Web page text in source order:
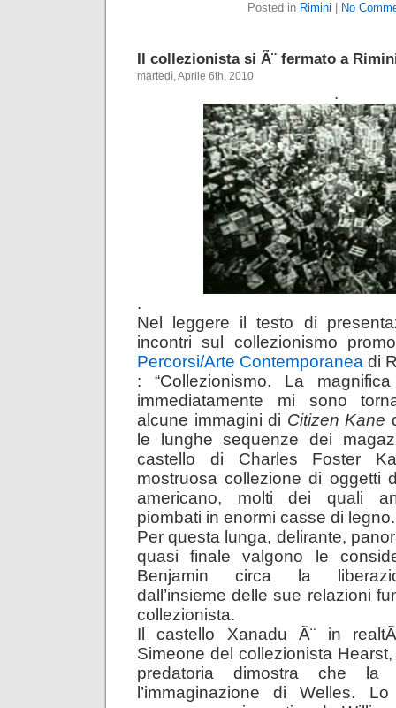
Posted in Rimini No
Il collezionista si Ã¨ fermato a
martedì, Aprile 6th, 2010
.
.
Nel leggere il testo di
incontri sul collezionismo
Percorsi/Arte Contemporanea di
: “Collezionismo. La
immediatamente mi sono
alcune immagini di Citizen Kane
le lunghe sequenze dei
castello di Charles Foster
mostruosa collezione di oggetti
americano, molti dei quali
piombati in enormi casse di legno.
Per questa lunga, delirante,
quasi finale valgono le
Benjamin circa la
dall’insieme delle sue relazioni
collezionista.
Il castello Xanadu Ã¨ in
Simeone del collezionista
predatoria dimostra che
l’immaginazione di Welles.